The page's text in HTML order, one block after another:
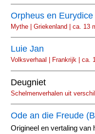
Orpheus en Eurydice
Mythe | Griekenland | ca. 13
Luie Jan
Volksverhaal | Frankrijk | ca.
Deugniet
Schelmenverhalen uit
Ode an die Freude
Origineel en vertaling van